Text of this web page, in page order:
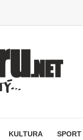
KULTURA SPORT